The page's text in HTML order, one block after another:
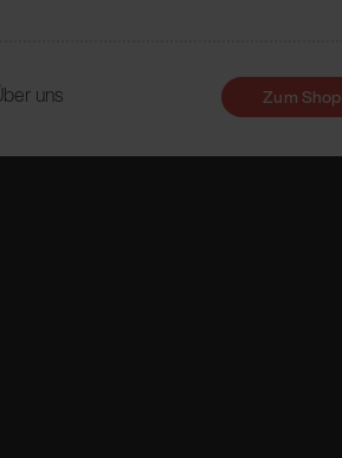
uns Zum Shop